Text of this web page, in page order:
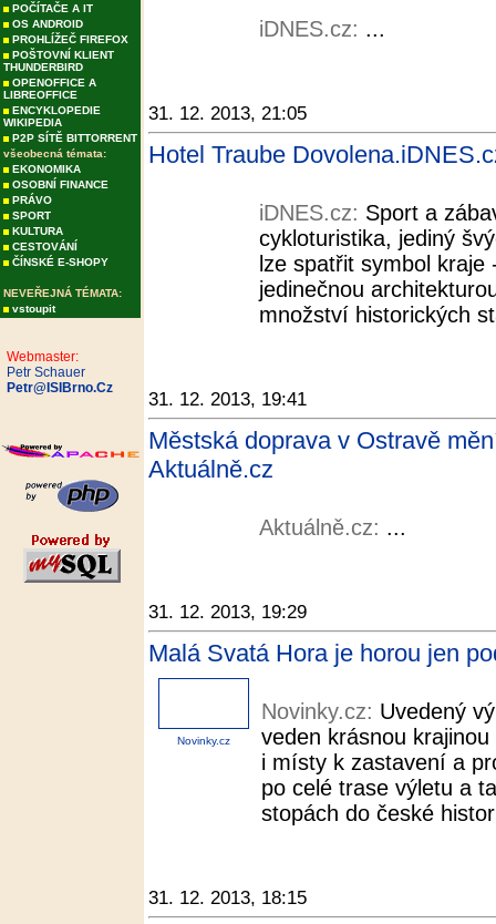
POČÍTAČE A IT
OS ANDROID
PROHLÍŽEČ FIREFOX
POŠTOVNÍ KLIENT
THUNDERBIRD
OPENOFFICE A
LIBREOFFICE
ENCYKLOPEDIE
WIKIPEDIA
P2P SÍTĚ BITTORRENT
všeobecná témata:
EKONOMIKA
OSOBNÍ FINANCE
PRÁVO
SPORT
KULTURA
CESTOVÁNÍ
ČÍNSKÉ E-SHOPY
NEVEŘEJNÁ TÉMATA:
vstoupit
Webmaster:
Petr Schauer
Petr@ISIBrno.Cz
iDNES.cz: ...
31. 12. 2013, 21:05
Hotel Traube
iDNES.cz: Sport a
cykloturistika, jediný
lze spatřit symbol
jedinečnou
množství historických
31. 12. 2013, 19:41
Městská doprava v Ostravě
Aktuálně.cz
Aktuálně.cz: ...
31. 12. 2013, 19:29
Malá Svatá Hora je horou jen
Novinky.cz
Novinky.cz: Uvedený
veden krásnou
i místy k zastavení a
po celé trase výletu a
stopách do české
31. 12. 2013, 18:15